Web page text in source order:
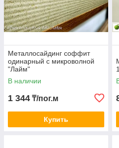
Металлосайдинг соффит
одинарный с микроволной
"Лайм"
В наличии
1 344 ₸/пог.м
Купить